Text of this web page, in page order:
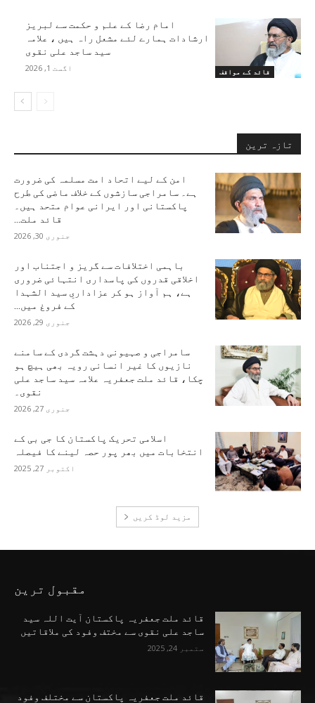
قائد کے مواقف
امام رضا کے علم و حکمت سے لبریز
ارشادات ہمارے لئے مشعل راہ ہیں ، علامہ
سید ساجد علی نقوی
اگست 1, 2026
تازہ ترین
امن کے لیے اتحاد امت مسلمہ کی ضرورت
ہے۔ سامراجی سازشوں کے خلاف ماضی کی طرح
پاکستانی اور ایرانی عوام متحد ہیں۔
قائد ملت...
جنوری 30, 2026
باہمی اختلافات سے گریز و اجتناب اور
اخلاقی قدروں کی پاسداری انتہائی ضروری
ہے، ہم آواز ہو کر عزاداریِ سید الشہدا
کے فروغ میں...
جنوری 29, 2026
سامراجی و صہیونی دہشت گردی کے سامنے
نازیوں کا غیر انسانی رویہ بھی ہیچ ہو
چکا، قائد ملت جعفریہ علامہ سید ساجد علی
نقوی۔
جنوری 27, 2026
اسلامی تحریک پاکستان کا جی بی کے
انتخابات میں بھر پور حصہ لینے کا فیصلہ
اکتوبر 27, 2025
مزید لوڈ کریں
مقبول ترین
قائد ملت جعفریہ پاکستان آیت اللہ سید
ساجد علی نقوی سے مختف وفود کی ملاقاتیں
ستمبر 24, 2025
قائد ملت جعفریہ پاکستان سے مختلف وفود